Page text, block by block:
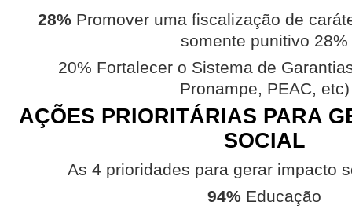
28% Promover uma fiscalização de
somente punitivo 28%
20% Fortalecer o Sistema de
Pronampe, PEAC, etc)
AÇÕES PRIORITÁRIAS PARA
SOCIAL
As 4 prioridades para gerar impacto
94% Educação